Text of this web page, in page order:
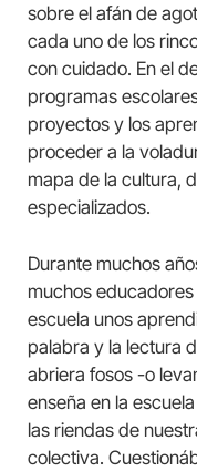
sobre el afán de
cada uno de los
con cuidado. En el
programas
proyectos y los
proceder a la
mapa de la cultura,
especializados.
Durante muchos
muchos
escuela unos
palabra y la lectura
abriera fosos -o
enseña en la
las riendas de
colectiva.